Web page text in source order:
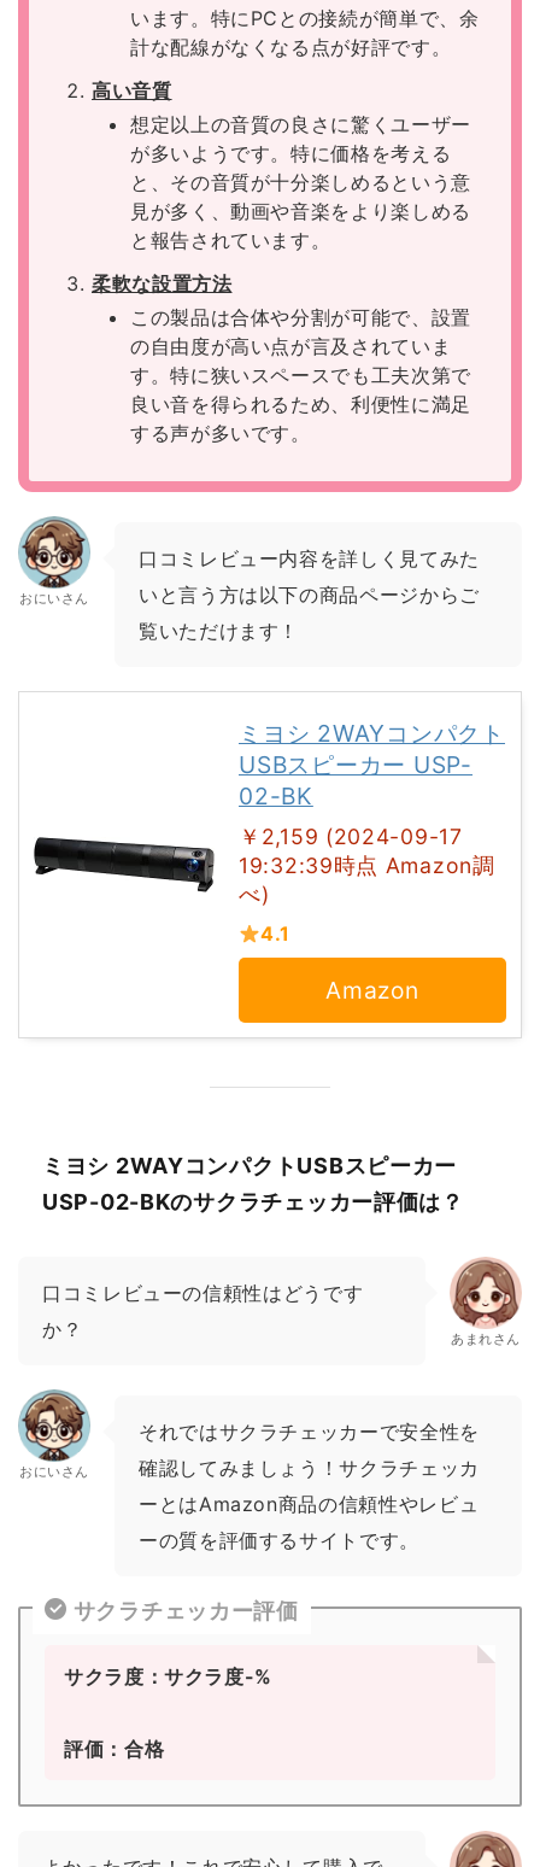
います。特にPCとの接続が簡単で、余
計な配線がなくなる点が好評です。
高い音質
想定以上の音質の良さに驚くユーザー
が多いようです。特に価格を考える
と、その音質が十分楽しめるという意
見が多く、動画や音楽をより楽しめる
と報告されています。
柔軟な設置方法
この製品は合体や分割が可能で、設置
の自由度が高い点が言及されていま
す。特に狭いスペースでも工夫次第で
良い音を得られるため、利便性に満足
する声が多いです。
おにいさん
口コミレビュー内容を詳しく見てみた
いと言う方は以下の商品ページからご
覧いただけます！
ミヨシ 2WAYコンパクト
USBスピーカー USP-
02-BK
￥2,159 (2024-09-17
19:32:39時点 Amazon調
べ)
4.1
Amazon
ミヨシ 2WAYコンパクトUSBスピーカー
USP-02-BKのサクラチェッカー評価は？
口コミレビューの信頼性はどうです
か？
あまれさん
おにいさん
それではサクラチェッカーで安全性を
確認してみましょう！サクラチェッカ
ーとはAmazon商品の信頼性やレビュ
ーの質を評価するサイトです。
サクラチェッカー評価
サクラ度：サクラ度-%
評価：合格